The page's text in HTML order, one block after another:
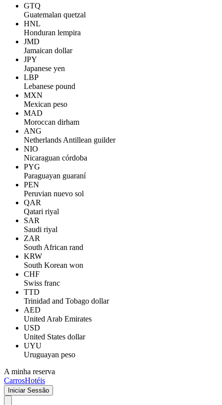
GTQ
Guatemalan quetzal
HNL
Honduran lempira
JMD
Jamaican dollar
JPY
Japanese yen
LBP
Lebanese pound
MXN
Mexican peso
MAD
Moroccan dirham
ANG
Netherlands Antillean guilder
NIO
Nicaraguan córdoba
PYG
Paraguayan guaraní
PEN
Peruvian nuevo sol
QAR
Qatari riyal
SAR
Saudi riyal
ZAR
South African rand
KRW
South Korean won
CHF
Swiss franc
TTD
Trinidad and Tobago dollar
AED
United Arab Emirates
USD
United States dollar
UYU
Uruguayan peso
A minha reserva
CarrosHotéis
Iniciar Sessão